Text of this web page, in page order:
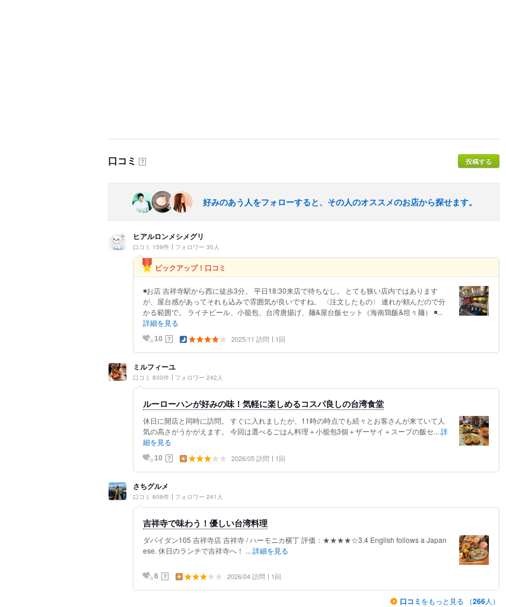
口コミ ？ 投稿する
好みのあう人をフォローすると、その人のオススメのお店から探せます。
ヒアルロンメシメグリ
口コミ 159件 フォロワー 30人
ピックアップ！口コミ
◾️お店 吉祥寺駅から西に徒歩3分。 平日18:30来店で待ちなし。 とても狭い店内ではあります
が、屋台感があってそれも込みで雰囲気が良いですね。 〈注文したもの〉 連れが頼んだので分
かる範囲で。 ライチビール、小籠包、台湾唐揚げ、麺&屋台飯セット（海南鶏飯&坦々麺） ◾️...
詳細を見る
10 ？ 2025/11 訪問 1回
ミルフィーユ
口コミ 830件 フォロワー 242人
ルーローハンが好みの味！気軽に楽しめるコスパ良しの台湾食堂
休日に開店と同時に訪問。 すぐに入れましたが、11時の時点でも続々とお客さんが来ていて人
気の高さがうかがえます。 今回は選べるごはん料理＋小籠包3個＋ザーサイ＋スープの飯セ... 詳
細を見る
10 ？ 2026/05 訪問 1回
さちグルメ
口コミ 608件 フォロワー 241人
吉祥寺で味わう！優しい台湾料理
ダパイダン105 吉祥寺店 吉祥寺 / ハーモニカ横丁 評価：★★★★☆3.4 English follows a Japan
ese. 休日のランチで吉祥寺へ！ ... 詳細を見る
6 ？ 2026/04 訪問 1回
口コミ をもっと見る （266人）